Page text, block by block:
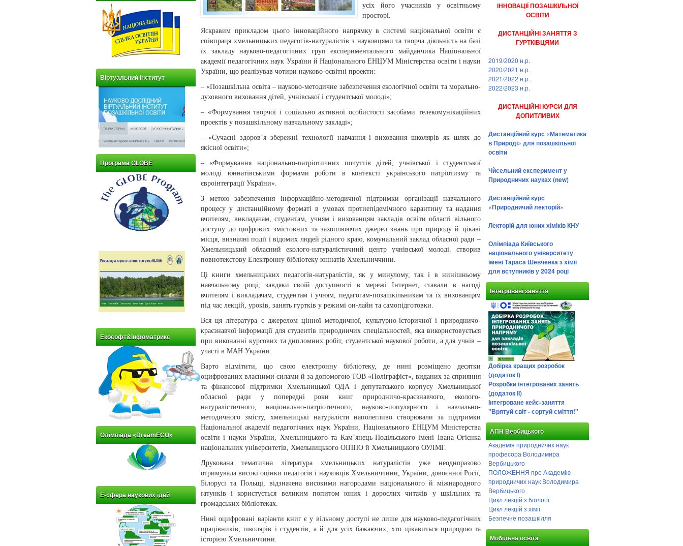
Віртуальний інститут
Програма GLOBE
Екософт&Інфоматрикс
Олімпіада «DreamECO»
Е-сфера наукових ідей
усіх його учасників у освітньому
просторі.
Яскравим прикладом цього інноваційного напрямку в системі національної освіти є
співпраця хмельницьких педагогів-натуралістів з науковцями та творча діяльність на базі
їх закладу науково-педагогічних груп експериментального майданчика Національної
академії педагогічних наук України й Національного ЕНЦУМ Міністерства освіти і науки
України, що реалізував чотири науково-освітні проекти:
– «Позашкільна освіта – науково-методичне забезпечення екологічної освіти та морально-
духовного виховання дітей, учнівської і студентської молоді»;
– «Формування творчої і соціально активної особистості засобами телекомунікаційних
проектів у позашкільному навчальному закладі»;
– «Сучасні здоров’я збережні технології навчання і виховання школярів як шлях до
якісної освіти»;
– «Формування національно-патріотичних почуттів дітей, учнівської і студентської
молоді юннатівськими формами роботи в контексті українського патріотизму та
євроінтеграції України».
З метою забезпечення інформаційно-методичної підтримки організації навчального
процесу у дистанційному форматі в умовах протиепідемічного карантину та надання
вчителям, викладачам, студентам, учням і вихованцям закладів освіти області вільного
доступу до цифрових змістовних та захоплюючих джерел знань про природу й цікаві
місця, визначні події і відомих людей рідного краю, комунальний заклад обласної ради –
Хмельницький обласний еколого-натуралістичний центр учнівської молоді. створив
повнотекстову Електронну бібліотеку юннатів Хмельниччини.
Ці книги хмельницьких педагогів-натуралістів, як у минулому, так і в нинішньому
навчальному році, завдяки своїй доступності в мережі Інтернет, ставали в нагоді
вчителям і викладачам, студентам і учням, педагогам-позашкільникам та їх вихованцям
під час лекцій, уроків, занять гуртків у режимі он-лайн та самопідготовки.
Вся ця література є джерелом цінної методичної, культурно-історичної і природничо-
краєзнавчої інформації для студентів природничих спеціальностей, яка використовується
при виконанні курсових та дипломних робіт, студентської наукової роботи, а для учнів –
участі в МАН України.
Варто відмітити, що свою електронну бібліотеку, де нині розміщено десятки
оцифрованих власними силами й за допомогою ТОВ «Поліграфіст», виданих за сприяння
та фінансової підтримки Хмельницької ОДА і депутатського корпусу Хмельницької
обласної ради у попередні роки книг природничо-краєзнавчого, еколого-
натуралістичного, національно-патріотичного, науково-популярного і навчально-
методичного змісту, хмельницькі натуралісти наполегливо створювали за підтримки
Національної академії педагогічних наук України, Національного ЕНЦУМ Міністерства
освіти і науки України, Хмельницького та Кам’янець-Подільського імені Івана Огієнка
національних університетів, Хмельницького ОІППО й Хмельницького ОУЛМГ.
Друкована тематична література хмельницьких натуралістів уже неодноразово
отримувала високі оцінки педагогів і науковців Хмельниччини, України, довоєнної Росії,
Білорусі та Польщі, відзначена високими нагородами національного й міжнародного
ґатунків і користується великим попитом юних і дорослих читачів у шкільних та
громадських бібліотеках.
Нині оцифровані варіанти книг є у вільному доступі не лише для науково-педагогічних
працівників, школярів і студентів, а й для усіх бажаючих, хто цікавиться природою та
історією Хмельниччини.
ІННОВАЦІЇ ПОЗАШКІЛЬНОЇ
ОСВІТИ
ДИСТАНЦІЙНІ ЗАНЯТТЯ З
ГУРТКІВЦЯМИ
2019/2020 н.р.
2020/2021 н.р.
2021/2022 н.р.
2022/2023 н.р.
ДИСТАНЦІЙНІ КУРСИ ДЛЯ
ДОПИТЛИВИХ
Дистанційний курс «Математика
в Природі» для позашкільної
освіти
Чѝсельний експеримент у
Природничих науках (new)
Дистанційний курс
«Природничий лекторій»
Лекторій для юних хіміків КНУ
Олімпіада Київського
національного університету
імені Тараса Шевченка з хімії
для вступників у 2024 році
Інтегровані заняття
Добірка кращих розробок
(додаток І)
Розробки інтегрованих занять
(додаток ІІ)
Інтегроване кейс-заняття
"Врятуй світ - сортуй сміття!"
АПН Вербицького
Академія природничих наук
професора Володимира
Вербицького
ПОЛОЖЕННЯ про Академію
природничих наук Володимира
Вербицького
Цикл лекцій з біології
Цикл лекцій з хімії
Безпечне позашкілля
Мобільна освіта